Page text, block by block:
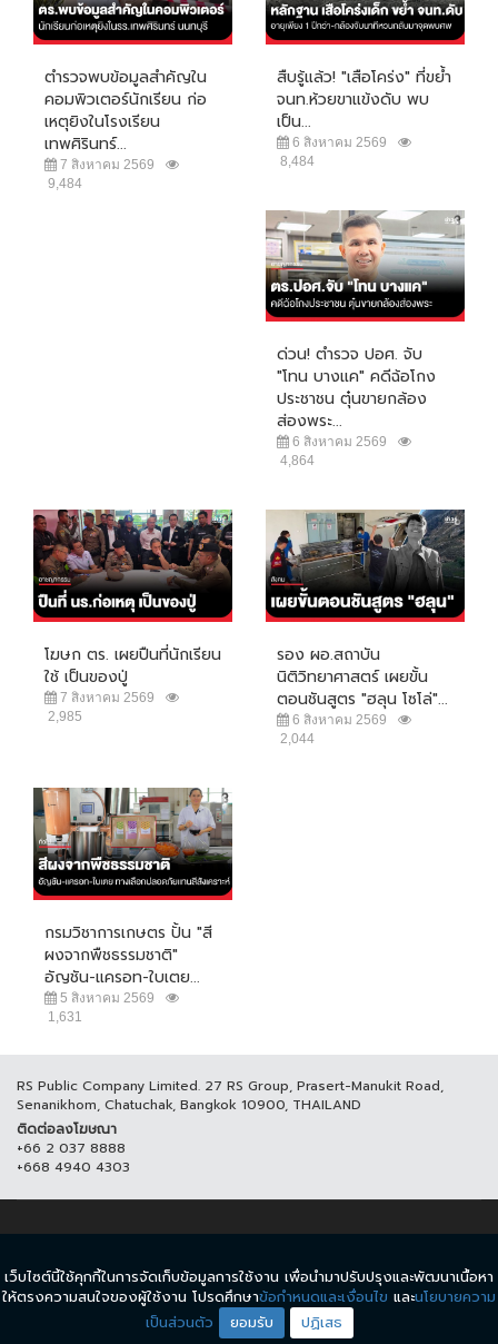
ตำรวจพบข้อมูลสำคัญใน
คอมพิวเตอร์นักเรียน ก่อ
เหตุยิงในโรงเรียน
เทพศิรินทร์...
7 สิงหาคม 2569
9,484
สืบรู้แล้ว! "เสือโคร่ง" ที่ขย้ำ
จนท.ห้วยขาแข้งดับ พบ
เป็น...
6 สิงหาคม 2569
8,484
ด่วน! ตำรวจ ปอศ. จับ
"โทน บางแค" คดีฉ้อโกง
ประชาชน ตุ๋นขายกล้อง
ส่องพระ...
6 สิงหาคม 2569
4,864
โฆษก ตร. เผยปืนที่นักเรียน
ใช้ เป็นของปู่
7 สิงหาคม 2569
2,985
รอง ผอ.สถาบัน
นิติวิทยาศาสตร์ เผยขั้น
ตอนชันสูตร "ฮลุน โซโล่"...
6 สิงหาคม 2569
2,044
กรมวิชาการเกษตร ปั้น "สี
ผงจากพืชธรรมชาติ"
อัญชัน-แครอท-ใบเตย...
5 สิงหาคม 2569
1,631
RS Public Company Limited. 27 RS Group, Prasert-Manukit Road,
Senanikhom, Chatuchak, Bangkok 10900, THAILAND
ติดต่อลงโฆษณา
+66 2 037 8888
+668 4940 4303
© COPYRIGHT 2017 THAICH8.COM, ALL RIGHT RESERVED.
ข้อกำหนดและเงื่อนไข นโยบายความเป็นส่วนตัว
เว็บไซต์นี้ใช้คุกกี้ในการจัดเก็บข้อมูลการใช้งาน เพื่อนำมาปรับปรุงและพัฒนาเนื้อหา
ให้ตรงความสนใจของผู้ใช้งาน โปรดศึกษาข้อกำหนดและเงื่อนไข และนโยบายความ
เป็นส่วนตัว
ยอมรับ ปฏิเสธ